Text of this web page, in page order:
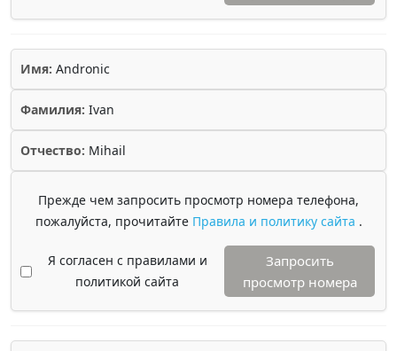
Имя: Andronic
Фамилия: Ivan
Отчество: Mihail
Прежде чем запросить просмотр номера телефона,
пожалуйста, прочитайте Правила и политику сайта .
Я согласен с правилами и
политикой сайта
Запросить
просмотр номера